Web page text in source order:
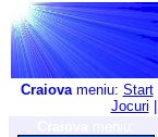
Craiovameniu: Start|
Jocuri